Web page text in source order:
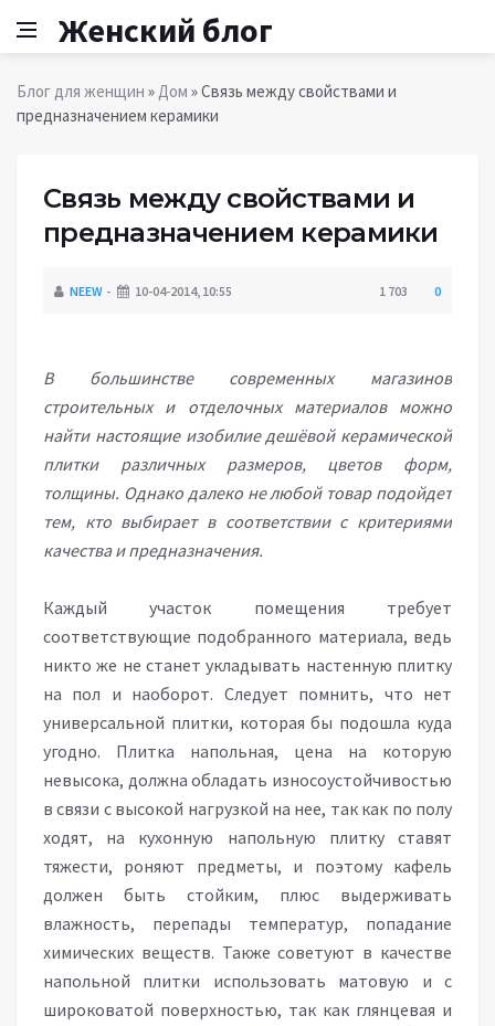
Женский блог
Блог для женщин »Дом » Связь между свойствами и
предназначением керамики
Связь между свойствами и
предназначением керамики
NEEW 10-04-2014, 10:55 1 703 0
В большинстве современных магазинов
строительных и отделочных материалов можно
найти настоящие изобилие дешёвой керамической
плитки различных размеров, цветов форм,
толщины. Однако далеко не любой товар подойдет
тем, кто выбирает в соответствии с критериями
качества и предназначения.
Каждый участок помещения требует
соответствующие подобранного материала, ведь
никто же не станет укладывать настенную плитку
на пол и наоборот. Следует помнить, что нет
универсальной плитки, которая бы подошла куда
угодно. Плитка напольная, цена на которую
невысока, должна обладать износоустойчивостью
в связи с высокой нагрузкой на нее, так как по полу
ходят, на кухонную напольную плитку ставят
тяжести, роняют предметы, и поэтому кафель
должен быть стойким, плюс выдерживать
влажность, перепады температур, попадание
химических веществ. Также советуют в качестве
напольной плитки использовать матовую и с
широковатой поверхностью, так как глянцевая и